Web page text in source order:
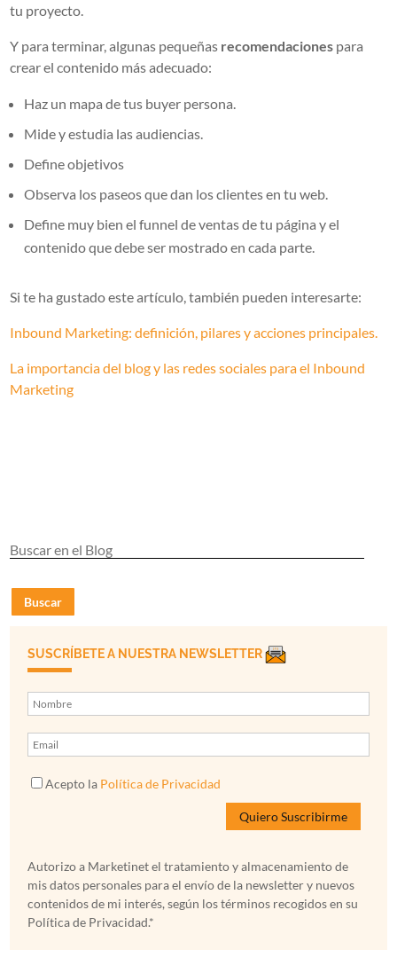
tu proyecto.
Y para terminar, algunas pequeñas recomendaciones para
crear el contenido más adecuado:
Haz un mapa de tus buyer persona.
Mide y estudia las audiencias.
Define objetivos
Observa los paseos que dan los clientes en tu web.
Define muy bien el funnel de ventas de tu página y el
contenido que debe ser mostrado en cada parte.
Si te ha gustado este artículo, también pueden interesarte:
Inbound Marketing: definición, pilares y acciones principales.
La importancia del blog y las redes sociales para el Inbound
Marketing
Buscar
SUSCRÍBETE A NUESTRA NEWSLETTER
Acepto la Política de Privacidad
Autorizo a Marketinet el tratamiento y almacenamiento de
mis datos personales para el envío de la newsletter y nuevos
contenidos de mi interés, según los términos recogidos en su
Política de Privacidad.*